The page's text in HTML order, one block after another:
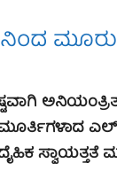
ಸ್ವಾಯತ್ತತೆ